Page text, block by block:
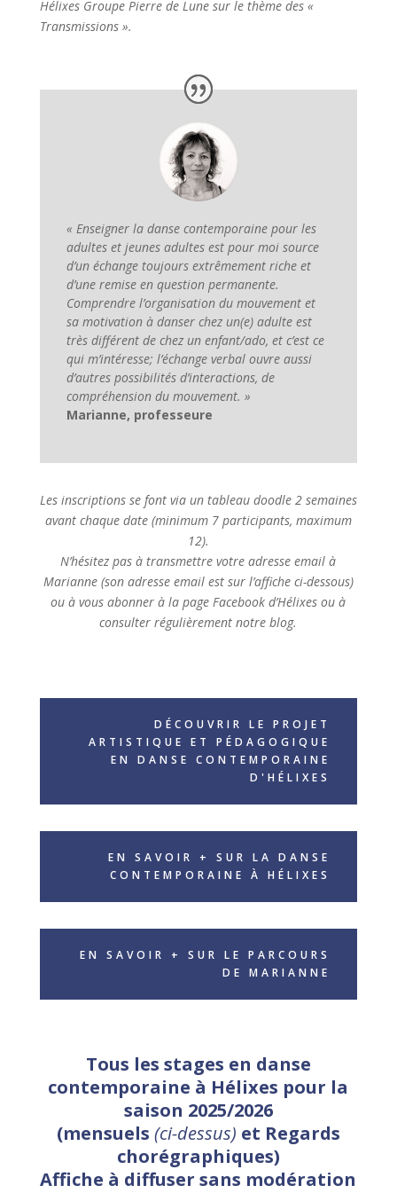
Hélixes Groupe Pierre de Lune sur le thème des «
Transmissions ».
« Enseigner la danse contemporaine pour les
adultes et jeunes adultes est pour moi source
d’un échange toujours extrêmement riche et
d’une remise en question permanente.
Comprendre l’organisation du mouvement et
sa motivation à danser chez un(e) adulte est
très différent de chez un enfant/ado, et c’est ce
qui m’intéresse; l’échange verbal ouvre aussi
d’autres possibilités d’interactions, de
compréhension du mouvement. »
Marianne, professeure
Les inscriptions se font via un tableau doodle 2 semaines
avant chaque date (minimum 7 participants, maximum
12).
N’hésitez pas à transmettre votre adresse email à
Marianne (son adresse email est sur l’affiche ci-dessous)
ou à vous abonner à la page Facebook d’Hélixes ou à
consulter régulièrement notre blog.
DÉCOUVRIR LE PROJET
ARTISTIQUE ET PÉDAGOGIQUE
EN DANSE CONTEMPORAINE
D'HÉLIXES
EN SAVOIR + SUR LA DANSE
CONTEMPORAINE À HÉLIXES
EN SAVOIR + SUR LE PARCOURS
DE MARIANNE
Tous les stages en danse
contemporaine à Hélixes pour la
saison 2025/2026
(mensuels (ci-dessus) et Regards
chorégraphiques)
Affiche à diffuser sans modération